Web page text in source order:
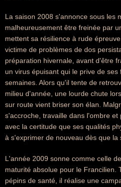
La saison 2008 s'annonce sous les
malheureusement être freinée par
mettent sa résilience à rude
victime de problèmes de dos
préparation hivernale, avant d'être
un virus épuisant qui le prive de
semaines. Alors qu'il tente de
milieu d'année, une lourde chute
sur route vient briser son élan.
s'accroche, travaille dans l'ombre
avec la certitude que ses qualités
à s'exprimer de nouveau dès que la
L'année 2009 sonne comme celle
maturité absolue pour le Francilien.
pépins de santé, il réalise une